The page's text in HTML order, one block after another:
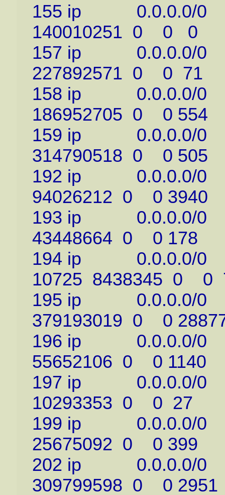
155 ip 0.0.0.0/0
140010251 0 0 0
157 ip 0.0.0.0/0
227892571 0 0 71
158 ip 0.0.0.0/0
186952705 0 0 554
159 ip 0.0.0.0/0
314790518 0 0 505
192 ip 0.0.0.0/0
94026212 0 0 3940
193 ip 0.0.0.0/0
43448664 0 0 178
194 ip 0.0.0.0/0
10725 8438345 0 0
195 ip 0.0.0.0/0
379193019 0 0
196 ip 0.0.0.0/0
55652106 0 0 1140
197 ip 0.0.0.0/0
10293353 0 0 27
199 ip 0.0.0.0/0
25675092 0 0 399
202 ip 0.0.0.0/0
309799598 0 0 2951